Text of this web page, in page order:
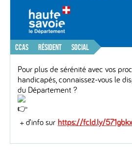
CCAS RÉSIDENT SOCIAL
Pour plus de sérénité avec vos
handicapés, connaissez-vous le
du Département ?
+ d’info sur https://fcld.ly/571gbkx